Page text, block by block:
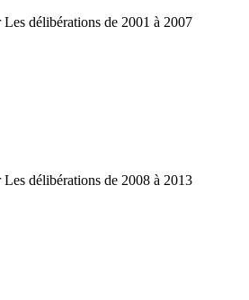
Les délibérations de 2001 à 2007
Les délibérations de 2008 à 2013